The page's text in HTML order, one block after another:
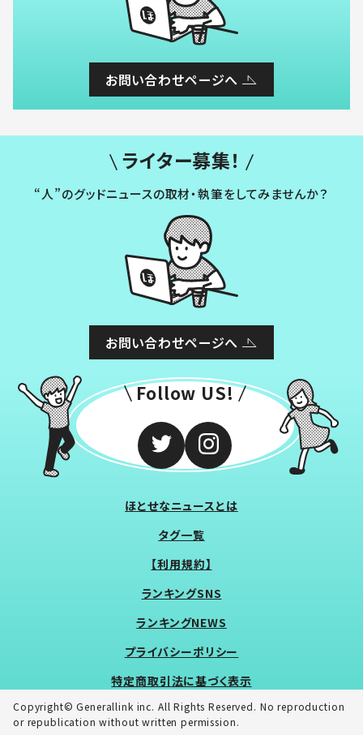
お問い合わせページへ
ライター募集！
“人”のグッドニュースの取材・執筆をしてみませんか？
お問い合わせページへ
Follow US!
ほとせなニュースとは
タグ一覧
【利用規約】
ランキングSNS
ランキングNEWS
プライバシーポリシー
特定商取引法に基づく表示
Copyright© Generallink inc. All Rights Reserved. No reproduction
or republication without written permission.